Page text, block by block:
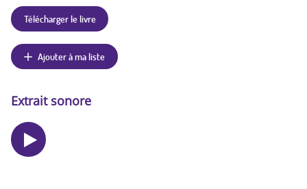
Télécharger le livre
Ajouter à ma liste
Extrait sonore